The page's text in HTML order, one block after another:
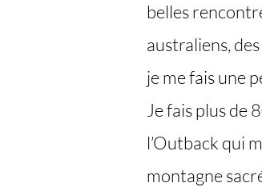
belles
australiens,
je me fais une
Je fais plus de
l’Outback qui
montagne